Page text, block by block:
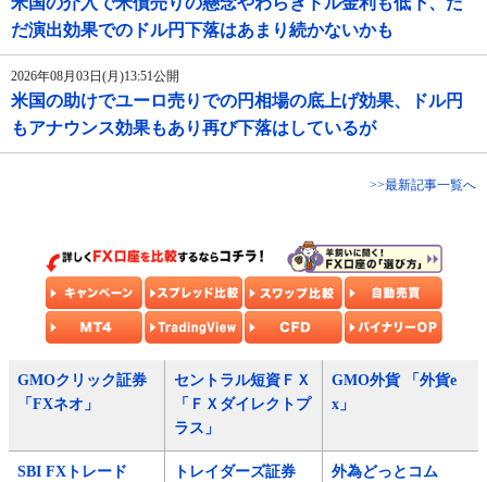
だ演出効果でのドル円下落はあまり続かないかも
2026年08月03日(月)13:51公開
米国の助けでユーロ売りでの円相場の底上げ効果、ドル円
もアナウンス効果もあり再び下落はしているが
>>最新記事一覧へ
GMOクリック証券
「FXネオ」
セントラル短資ＦＸ
「ＦＸダイレクトプ
ラス」
GMO外貨 「外貨e
x」
SBI FXトレード
トレイダーズ証券
外為どっとコム